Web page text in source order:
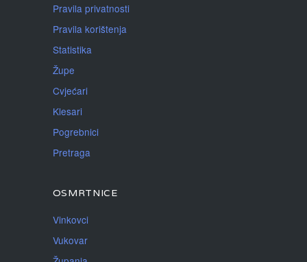
Pravila privatnosti
Pravila korištenja
Statistika
Župe
Cvjećari
Klesari
Pogrebnici
Pretraga
OSMRTNICE
Vinkovci
Vukovar